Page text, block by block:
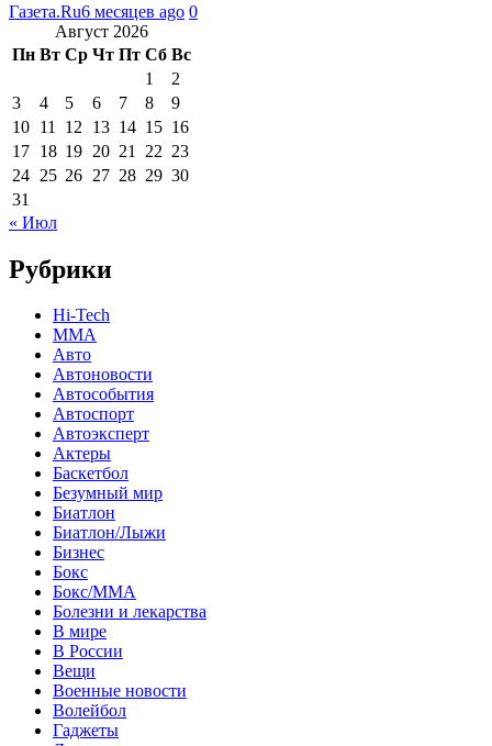
Газета.Ru6 месяцев ago 0
Август 2026
Пн Вт Ср Чт Пт Сб Вс
1
2
3
4 5 6 7 8
9
10 11 12 13 14 15 16
17 18 19 20 21 22 23
24 25 26 27 28 29 30
31
« Июл
Рубрики
Hi-Tech
MMA
Авто
Автоновости
Автособытия
Автоспорт
Автоэксперт
Актеры
Баскетбол
Безумный мир
Биатлон
Биатлон/Лыжи
Бизнес
Бокс
Бокс/MMA
Болезни и лекарства
В мире
В России
Вещи
Военные новости
Волейбол
Гаджеты